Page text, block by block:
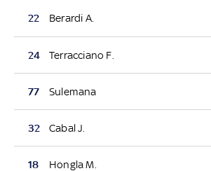
22 Berardi A.
24 Terracciano F.
77 Sulemana
32 Cabal J.
18 Hongla M.